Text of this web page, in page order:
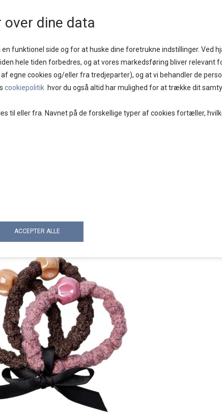
over dine data
funktionel side og for at huske dine foretrukne indstillinger. Ved
hele tiden forbedres, og at vores markedsføring bliver relevant
egne cookies og/eller fra tredjeparter), og at vi behandler de
cookiepolitik hvor du også altid har mulighed for at trække dit
til eller fra. Navnet på de forskellige typer af cookies fortæller,
SALE BRANDS DAMETØJ SKO